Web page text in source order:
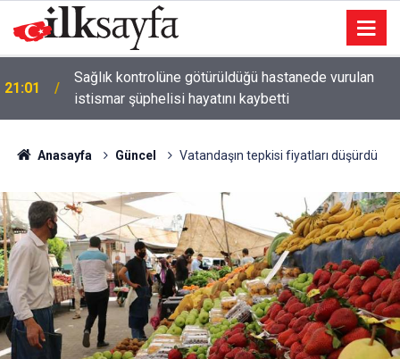
21:00
Çılgın Sayısal Loto çekiliş sonuçları açıklandı mı? 8
Ağustos 2026 Çılgın Sayısal Loto sonuçları ne
zaman açıklanacak?
Anasayfa Güncel Vatandaşın tepkisi fiyatları düşürdü